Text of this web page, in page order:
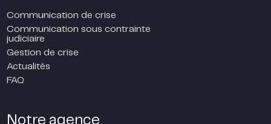
Communication de crise
Communication sous contrainte
judiciaire
Gestion de crise
Actualités
FAQ
Notre agence